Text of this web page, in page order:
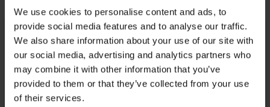
We use cookies to personalise content and ads, to
provide social media features and to analyse our traffic.
We also share information about your use of our site with
our social media, advertising and analytics partners who
may combine it with other information that you’ve
provided to them or that they’ve collected from your use
of their services.
Ügyfélszolgálat
Munkanapokon 8:00 - 16:00 óra között
06 1 765 4767
info@astratex.hu